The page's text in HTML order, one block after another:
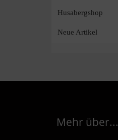
Husabergshop
Neue Artikel
Mehr über...